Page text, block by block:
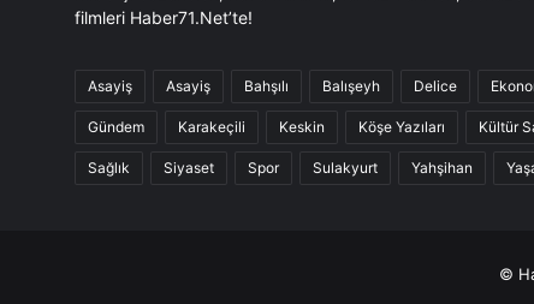
filmleri Haber71.Net’te!
Asayiş Asayiş Bahşılı Balışeyh Delice
Gündem Karakeçili Keskin Köşe Yazıları Kültür
Sağlık Siyaset Spor Sulakyurt Yahşihan
©